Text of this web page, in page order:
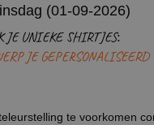
(01-09-2026)
JE UNIEKE SHIRTJES:
JE
te voorkomen